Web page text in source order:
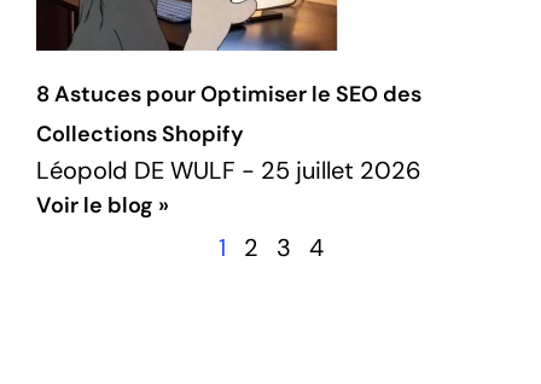
8 Astuces pour Optimiser le SEO des
Collections Shopify
Léopold DE WULF 25 juillet 2026
Voir le blog »
1 2 3 4